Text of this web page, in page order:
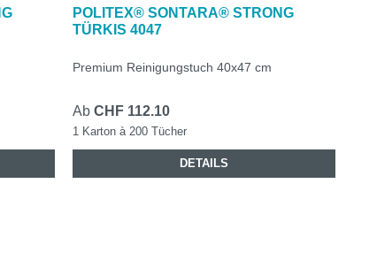
POLITEX® SONTARA® STRONG
TÜRKIS 4047
Premium Reinigungstuch 40x47 cm
Ab CHF 112.10
1 Karton à 200 Tücher
DETAILS